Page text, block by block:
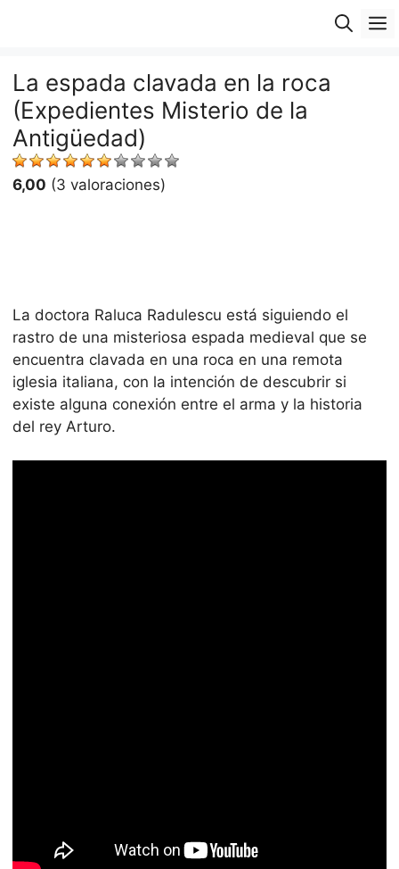
La espada clavada en la roca
(Expedientes Misterio de la
Antigüedad)
6,00 (3 valoraciones)
La doctora Raluca Radulescu está siguiendo el
rastro de una misteriosa espada medieval que se
encuentra clavada en una roca en una remota
iglesia italiana, con la intención de descubrir si
existe alguna conexión entre el arma y la historia
del rey Arturo.